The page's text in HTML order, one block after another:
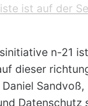
ist auf der
n-21
dieser
Daniel